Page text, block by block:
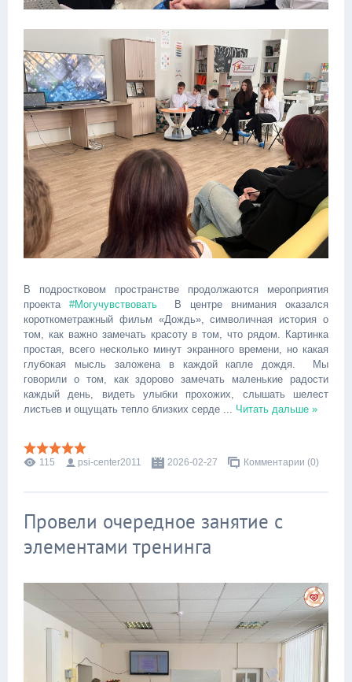
В подростковом пространстве продолжаются мероприятия
проекта #Могучувствовать В центре внимания оказался
короткометражный фильм «Дождь», символичная история о
том, как важно замечать красоту в том, что рядом. Картинка
простая, всего несколько минут экранного времени, но какая
глубокая мысль заложена в каждой капле дождя. Мы
говорили о том, как здорово замечать маленькие радости
каждый день, видеть улыбки прохожих, слышать шелест
листьев и ощущать тепло близких серде ... Читать дальше »
115 psi-center2011 2026-02-27 Комментарии (0)
Провели очередное занятие с
элементами тренинга